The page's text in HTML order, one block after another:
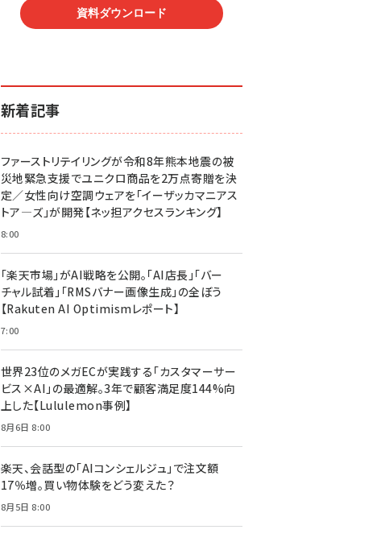
新着記事
ファーストリテイリングが令和8年熊本地震の被
災地緊急支援でユニクロ商品を2万点寄贈を決
定／女性向け空調ウェアを「イーザッカマニアス
トア―ズ」が開発【ネッ担アクセスランキング】
8:00
「楽天市場」がAI戦略を公開。「AI店長」「バー
チャル試着」「RMSバナー画像生成」の全ぼう
【Rakuten AI Optimismレポート】
7:00
世界23位のメガECが実践する「カスタマーサー
ビス×AI」の最適解。3年で顧客満足度144%向
上した【Lululemon事例】
8月6日 8:00
楽天、会話型の「AIコンシェルジュ」で注文額
17％増。買い物体験をどう変えた？
8月5日 8:00